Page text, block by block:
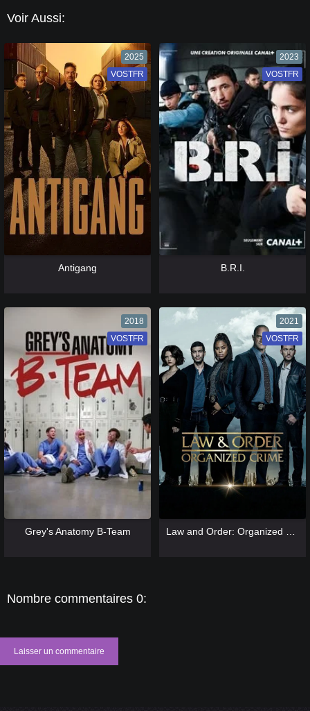
Voir Aussi:
2025
VF
VOSTFR
Antigang
2023
VF
VOSTFR
B.R.I.
2018
VF
VOSTFR
Grey's Anatomy B-Team
2021
VF
VOSTFR
Nombre commentaires 0:
Laisser un commentaire